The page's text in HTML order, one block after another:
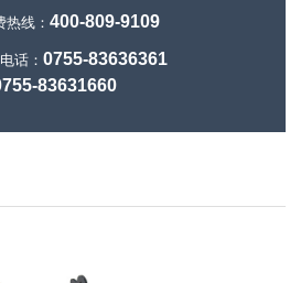
热线：400-809-9109
话： 0755-83636361
83631660